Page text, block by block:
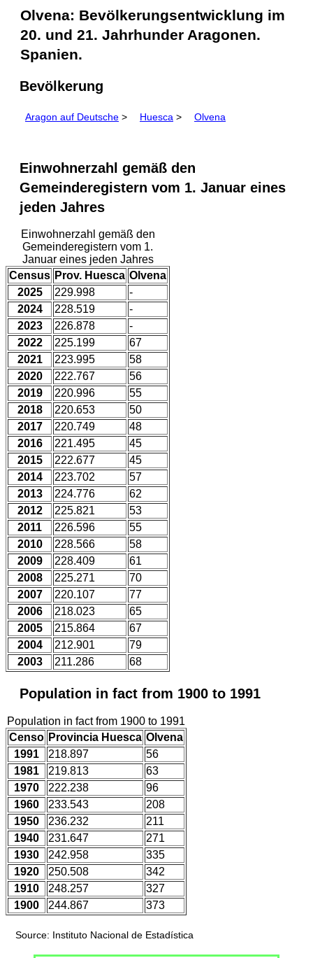
Olvena: Bevölkerungsentwicklung im
20. und 21. Jahrhunder Aragonen.
Spanien.
Bevölkerung
Aragon auf Deutsche > Huesca > Olvena
Einwohnerzahl gemäß den
Gemeinderegistern vom 1. Januar eines
jeden Jahres
Einwohnerzahl gemäß den
Gemeinderegistern vom 1.
Januar eines jeden Jahres
Census Prov. Huesca Olvena
2025
229.998
-
2024
228.519
-
2023
226.878
-
2022
225.199
67
2021
223.995
58
2020
222.767
56
2019
220.996
55
2018
220.653
50
2017
220.749
48
2016
221.495
45
2015
222.677
45
2014
223.702
57
2013
224.776
62
2012
225.821
53
2011
226.596
55
2010
228.566
58
2009
228.409
61
2008
225.271
70
2007
220.107
77
2006
218.023
65
2005
215.864
67
2004
212.901
79
2003
211.286 68
Population in fact from 1900 to 1991
Population in fact from 1900 to 1991
Censo Provincia Huesca Olvena
1991
218.897
56
1981
219.813
63
1970
222.238
96
1960
233.543
208
1950
236.232
211
1940
231.647
271
1930
242.958
335
1920
250.508
342
1910
248.257
327
1900
244.867 373
Source: Instituto Nacional de Estadística